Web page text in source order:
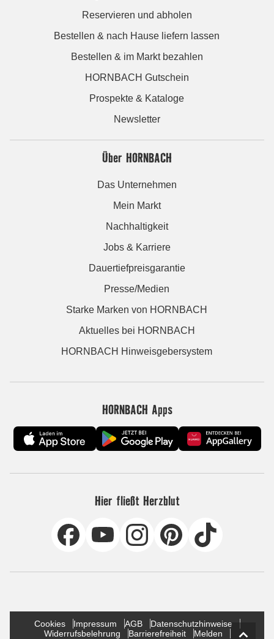
Reservieren und abholen
Bestellen & nach Hause liefern lassen
Bestellen & im Markt bezahlen
HORNBACH Gutschein
Prospekte & Kataloge
Newsletter
Über HORNBACH
Das Unternehmen
Mein Markt
Nachhaltigkeit
Jobs & Karriere
Dauertiefpreisgarantie
Presse/Medien
Starke Marken von HORNBACH
Aktuelles bei HORNBACH
HORNBACH Hinweisgebersystem
HORNBACH Apps
Hier fließt Herzblut
Cookies Impressum AGB
Datenschutzhinweise
Widerrufsbelehrung
Barrierefreiheit
Melden